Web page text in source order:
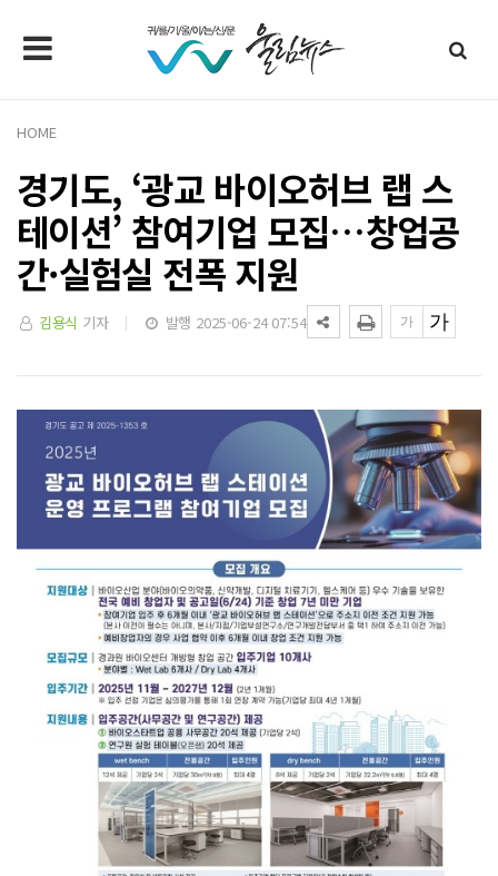
HOME
경기도, ‘광교 바이오허브 랩 스
테이션’ 참여기업 모집…창업공
간·실험실 전폭 지원
김용식 기자 발행 2025-06-24 07:54